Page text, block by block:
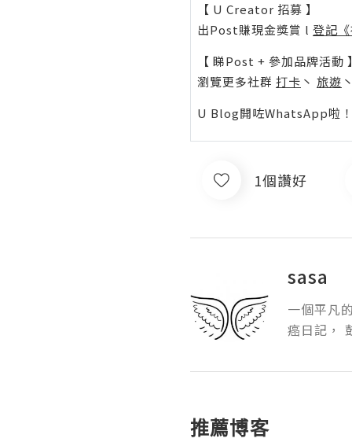
【 U Creator 招募 】
出Post賺現金獎賞 l 登記
【 睇Post + 參加品牌活動
瀏覽更多社群 打卡 丶 旅遊
U Blog開咗WhatsApp啦
1個讚好
sasa
一個平凡
癌日記，
推薦博客